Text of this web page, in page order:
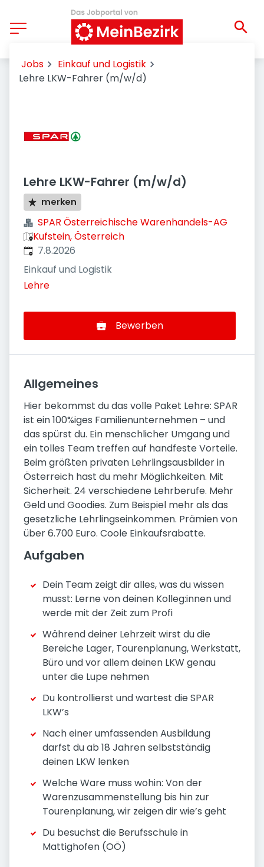
Jobs
Einkauf und Logistik
Lehre LKW-Fahrer (m/w/d)
Lehre LKW-Fahrer (m/w/d)
merken
SPAR Österreichische Warenhandels-AG
Kufstein, Österreich
Veröffentlicht
7.8.2026
Einkauf und Logistik
Lehre
Bewerben
Allgemeines
Hier bekommst du das volle Paket Lehre: SPAR
ist ein 100%iges Familienunternehmen – und
das spürst du. Ein menschlicher Umgang und
ein tolles Team treffen auf handfeste Vorteile.
Beim größten privaten Lehrlingsausbilder in
Österreich hast du mehr Möglichkeiten. Mit
Sicherheit. 24 verschiedene Lehrberufe. Mehr
Geld und Goodies. Zum Beispiel mehr als das
gesetzliche Lehrlingseinkommen. Prämien von
über 6.700 Euro. Coole Einkaufsrabatte.
Aufgaben
Dein Team zeigt dir alles, was du wissen
musst: Lerne von deinen Kolleg:innen und
werde mit der Zeit zum Profi
Während deiner Lehrzeit wirst du die
Bereiche Lager, Tourenplanung, Werkstatt,
Büro und vor allem deinen LKW genau
unter die Lupe nehmen
Du kontrollierst und wartest die SPAR
LKW’s
Nach einer umfassenden Ausbildung
darfst du ab 18 Jahren selbstständig
deinen LKW lenken
Welche Ware muss wohin: Von der
Warenzusammenstellung bis hin zur
Tourenplanung, wir zeigen dir wie’s geht
Du besuchst die Berufsschule in
Mattighofen (OÖ)